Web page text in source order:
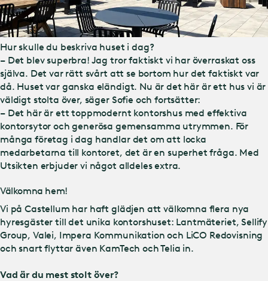
Hur skulle du beskriva huset i dag?
– Det blev superbra! Jag tror faktiskt vi har överraskat oss
själva. Det var rätt svårt att se bortom hur det faktiskt var
då. Huset var ganska eländigt. Nu är det här är ett hus vi är
väldigt stolta över, säger Sofie och fortsätter:
– Det här är ett toppmodernt kontorshus med effektiva
kontorsytor och generösa gemensamma utrymmen. För
många företag i dag handlar det om att locka
medarbetarna till kontoret, det är en superhet fråga. Med
Utsikten erbjuder vi något alldeles extra.
Välkomna hem!
Vi på Castellum har haft glädjen att välkomna flera nya
hyresgäster till det unika kontorshuset: Lantmäteriet, Sellify
Group, Valei, Impera Kommunikation och LiCO Redovisning
och snart flyttar även KamTech och Telia in.
Vad är du mest stolt över?